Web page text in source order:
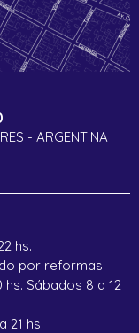
- ARGENTINA
hs.
por reformas.
Sábados 8 a 12
21 hs.